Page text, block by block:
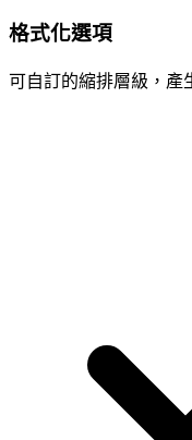
格式化選項
可自訂的縮排層級，產